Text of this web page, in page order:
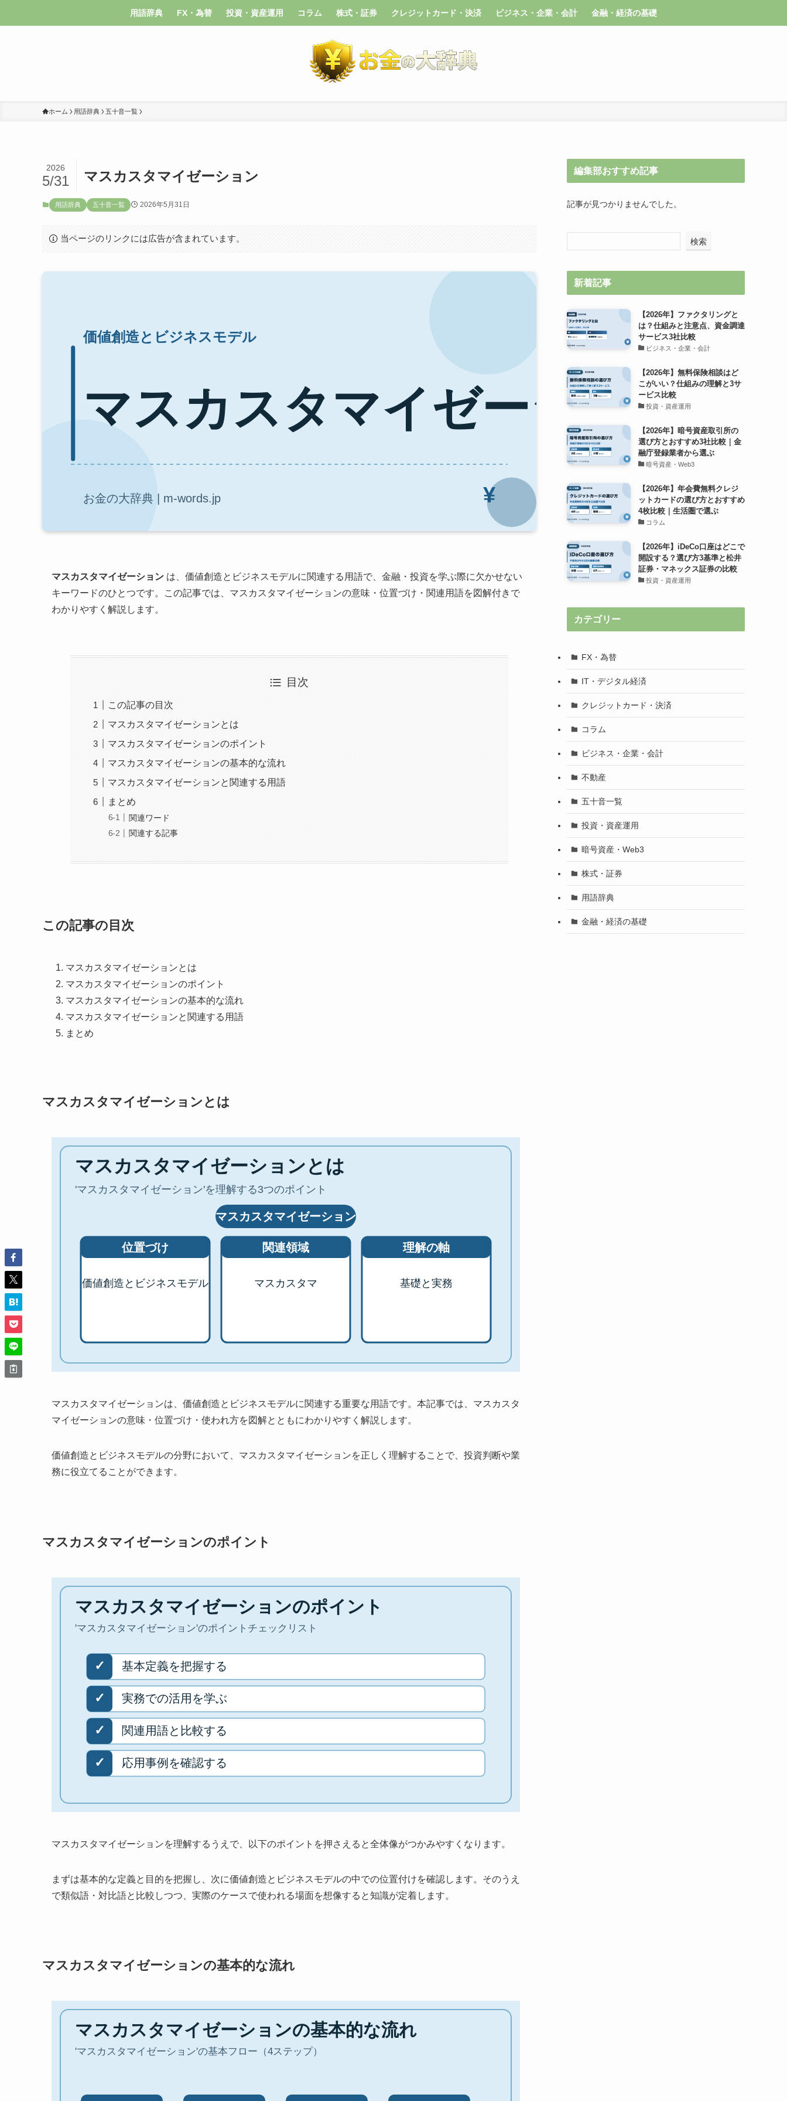
用語辞典 FX・為替 投資・資産運用 コラム 株式・証券 クレジットカード・決済 ビジネス・企業・会計 金融・経済の基礎
ホーム 用語辞典 五十音一覧
マスカスタマイゼーション
2026
5/31
用語辞典 五十音一覧 2026年5月31日
当ページのリンクには広告が含まれています。
マスカスタマイゼーション は、価値創造とビジネスモデルに関連する用語で、金融・投資を学ぶ際に欠かせない
キーワードのひとつです。この記事では、マスカスタマイゼーションの意味・位置づけ・関連用語を図解付きで
わかりやすく解説します。
目次
この記事の目次
マスカスタマイゼーションとは
マスカスタマイゼーションのポイント
マスカスタマイゼーションの基本的な流れ
マスカスタマイゼーションと関連する用語
まとめ
関連ワード
関連する記事
この記事の目次
マスカスタマイゼーションとは
マスカスタマイゼーションのポイント
マスカスタマイゼーションの基本的な流れ
マスカスタマイゼーションと関連する用語
まとめ
マスカスタマイゼーションとは
マスカスタマイゼーションは、価値創造とビジネスモデルに関連する重要な用語です。本記事では、マスカスタ
マイゼーションの意味・位置づけ・使われ方を図解とともにわかりやすく解説します。
価値創造とビジネスモデルの分野において、マスカスタマイゼーションを正しく理解することで、投資判断や業
務に役立てることができます。
マスカスタマイゼーションのポイント
マスカスタマイゼーションを理解するうえで、以下のポイントを押さえると全体像がつかみやすくなります。
まずは基本的な定義と目的を把握し、次に価値創造とビジネスモデルの中での位置付けを確認します。そのうえ
で類似語・対比語と比較しつつ、実際のケースで使われる場面を想像すると知識が定着します。
マスカスタマイゼーションの基本的な流れ
編集部おすすめ記事
記事が見つかりませんでした。
検索
新着記事
【2026年】ファクタリングと
は？仕組みと注意点、資金調達
サービス3社比較
ビジネス・企業・会計
【2026年】無料保険相談はど
こがいい？仕組みの理解と3サ
ービス比較
投資・資産運用
【2026年】暗号資産取引所の
選び方とおすすめ3社比較｜金
融庁登録業者から選ぶ
暗号資産・Web3
【2026年】年会費無料クレジ
ットカードの選び方とおすすめ
4枚比較｜生活圏で選ぶ
コラム
【2026年】iDeCo口座はどこで
開設する？選び方3基準と松井
証券・マネックス証券の比較
投資・資産運用
カテゴリー
FX・為替
IT・デジタル経済
クレジットカード・決済
コラム
ビジネス・企業・会計
不動産
五十音一覧
投資・資産運用
暗号資産・Web3
株式・証券
用語辞典
金融・経済の基礎